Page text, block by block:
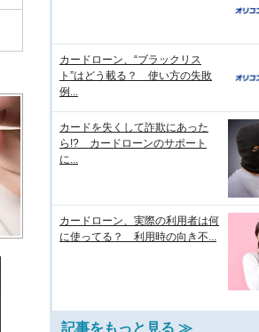
カードローン、“ブラックリス
ト”はどう載る？ 使い方の失敗
例...
カードを失くして詐欺にあった
ら!? カードローンのサポート
に...
カードローン、実際の利用者は何
に使ってる？ 利用時の向き不...
記事をもっと見る ≫